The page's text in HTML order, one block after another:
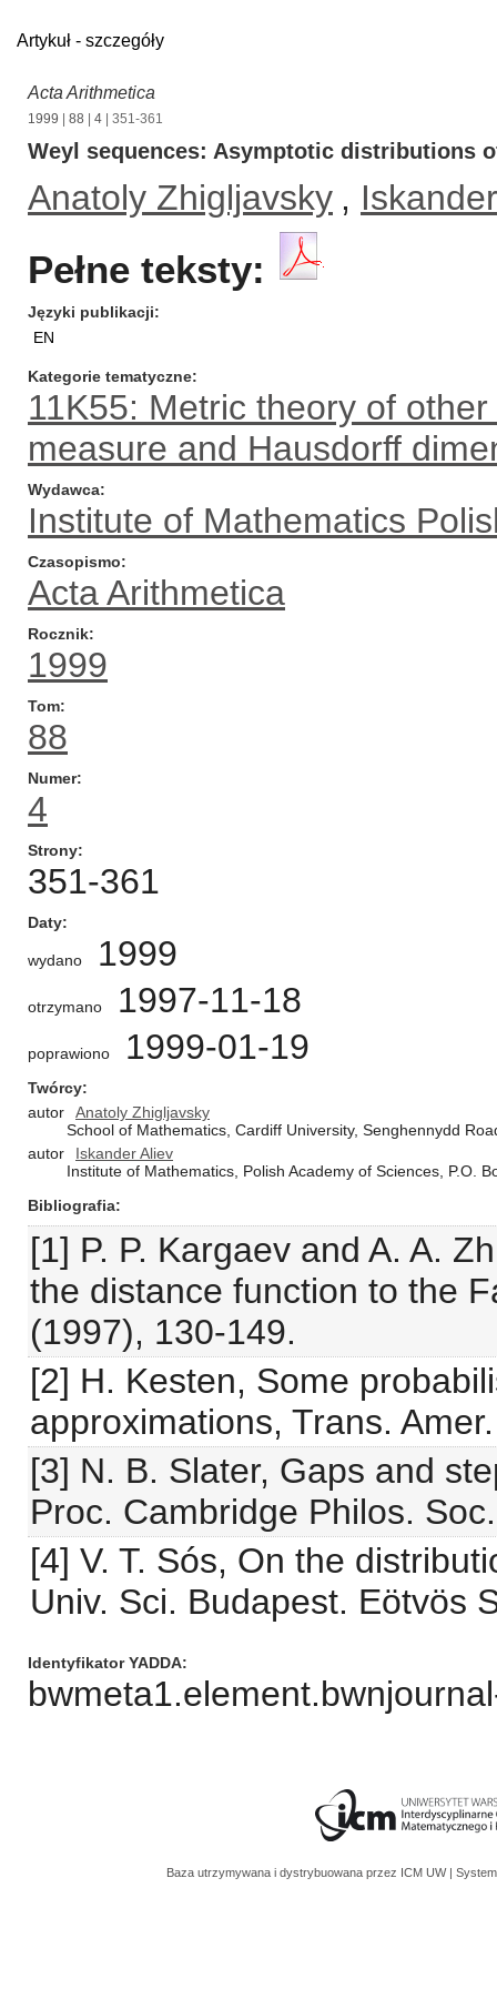
Artykuł - szczegóły
Acta Arithmetica
1999 88 4 | 351-361
Weyl sequences: Asymptotic distributions
Anatoly Zhigljavsky ,
Pełne teksty:
Języki publikacji
EN
Kategorie tematyczne
11K55: Metric theory of
measure and Hausdorff
Wydawca
Institute of Mathematics
Czasopismo
Acta Arithmetica
Rocznik
1999
Tom
88
Numer
4
Strony
351-361
Daty
wydano 1999
otrzymano 1997-11-18
poprawiono 1999-01-19
Twórcy
autor
Anatoly Zhigljavsky
School of Mathematics, Cardiff University, Senghennydd
autor
Iskander Aliev
Institute of Mathematics, Polish Academy of Sciences, P.O.
Bibliografia
[1] P. P. Kargaev and A. A.
the distance function to the
(1997), 130-149.
[2] H. Kesten, Some
approximations, Trans.
[3] N. B. Slater, Gaps and
Proc. Cambridge Philos.
[4] V. T. Sós, On the
Univ. Sci. Budapest. Eötvös
Identyfikator YADDA
Baza utrzymywana i dystrybuowana przez ICM UW |